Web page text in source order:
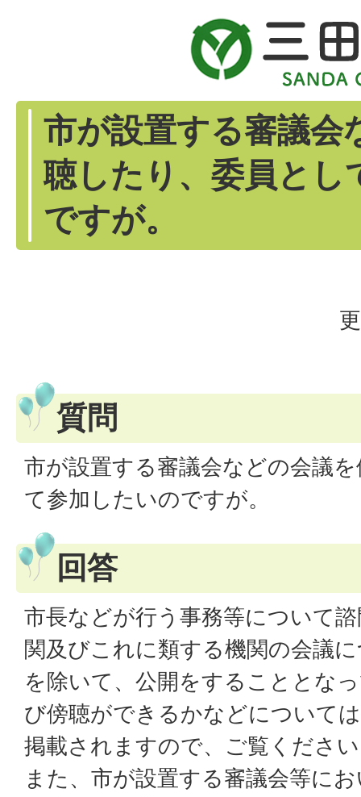
市が設置する審議会
聴したり、委員とし
ですが。
質問
市が設置する審議会などの会議
て参加したいのですが。
回答
市長などが行う事務等について
関及びこれに類する機関の会議
を除いて、公開をすることとな
び傍聴ができるかなどについて
掲載されますので、ご覧くださ
また、市が設置する審議会等に